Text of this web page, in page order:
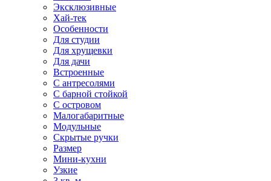
Эксклюзивные
Хай-тек
Особенности
Для студии
Для хрущевки
Для дачи
Встроенные
С антресолями
С барной стойкой
С островом
Малогабаритные
Модульные
Скрытые ручки
Размер
Мини-кухни
Узкие